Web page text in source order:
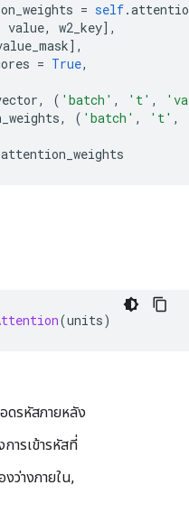
= self.
value, w2_key],
],
= True,
, ( 'batch' , 't' ,
, ( 'batch' , 't' ,
attention_weights
(units)
ดรหัสภายหลัง
ารเข้ารหัสที่
ว่างภายใน,